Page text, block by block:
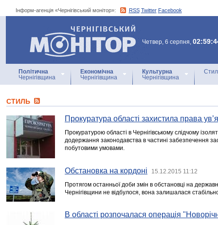
Інформ-агенція «Чернігівський монітор»: RSS Twitter Facebook
Інформ-агенція
«Чернігівський монітор»
Четвер, 6 серпня,
Політична
Чернігівщина
Економічна
Чернігівщина
Культурна
Чернігівщина
СТИЛЬ
Прокуратура області захистила права
Прокуратурою області в Чернігівському слідчому
додержання законодавства в частині забезпечення
побутовими умовами.
Обстановка на кордоні 15.12.2015 11:12
Протягом останньої доби змін в обстановці на
Чернігівщини не відбулося, вона залишалася
В області розпочалася операція